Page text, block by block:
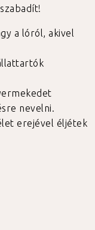
a lóról, akivel
nevelni.
erejével éljétek